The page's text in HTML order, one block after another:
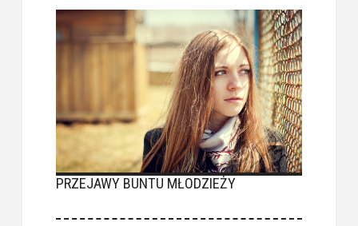
PRZEJAWY BUNTU MŁODZIEŻY